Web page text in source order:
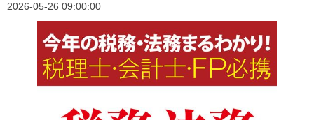
2026-05-26 09:00:00